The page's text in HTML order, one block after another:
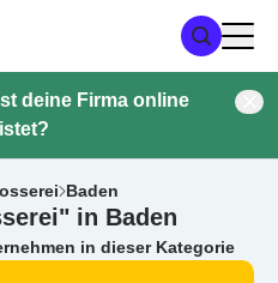
deine Firma online
Baden
in Baden
in dieser Kategorie